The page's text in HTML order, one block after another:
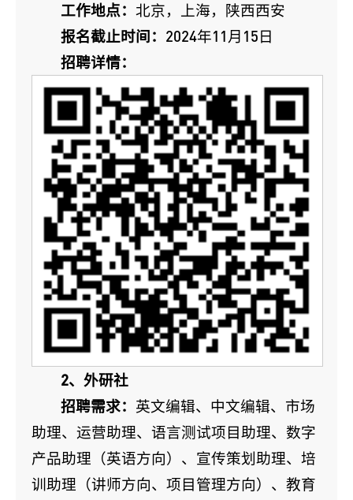
工作地点：北京，上海，陕西西安
报名截止时间： 2024年11月15日
招聘详情：
2、外研社
招聘需求： 英文编辑、中文编辑、市场
助理、运营助理、语言测试项目助理、数字
产品助理（英语方向）、宣传策划助理、培
训助理（讲师方向、项目管理方向）、教育